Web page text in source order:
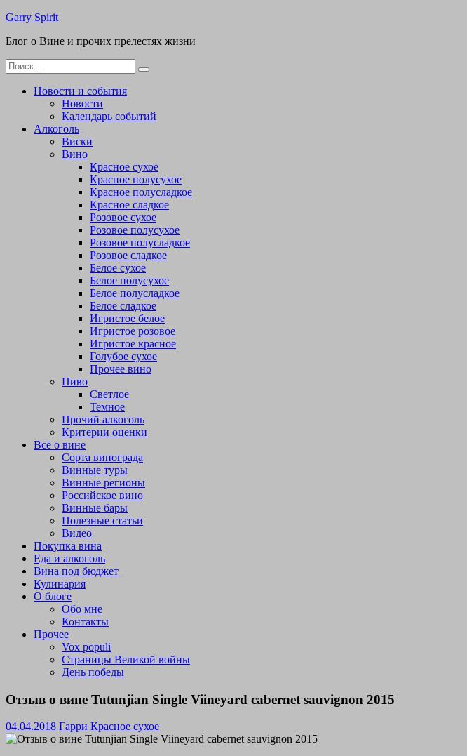
Перейти
содержимому
Garry Spirit
Блог о Вине и прочих прелестях жизни
Поиск
для:
Новости и события
Новости
Календарь событий
Алкоголь
Виски
Вино
Красное сухое
Красное полусухое
Красное полусладкое
Красное сладкое
Розовое сухое
Розовое полусухое
Розовое полусладкое
Розовое сладкое
Белое сухое
Белое полусухое
Белое полусладкое
Белое сладкое
Игристое белое
Игристое розовое
Игристое красное
Голубое сухое
Прочее вино
Пиво
Светлое
Темное
Прочий алкоголь
Критерии оценки
Всё о вине
Сорта винограда
Винные туры
Винные регионы
Российское вино
Винные бары
Полезные статьи
Видео
Покупка вина
Еда и алкоголь
Вина под бюджет
Кулинария
О блоге
Обо мне
Контакты
Прочее
Vox populi
Страницы Великой войны
День победы
Отзыв о вине Tutunjian Single Viineyard cabernet sauvignon 2015
04.04.2018 Гарри Красное сухое